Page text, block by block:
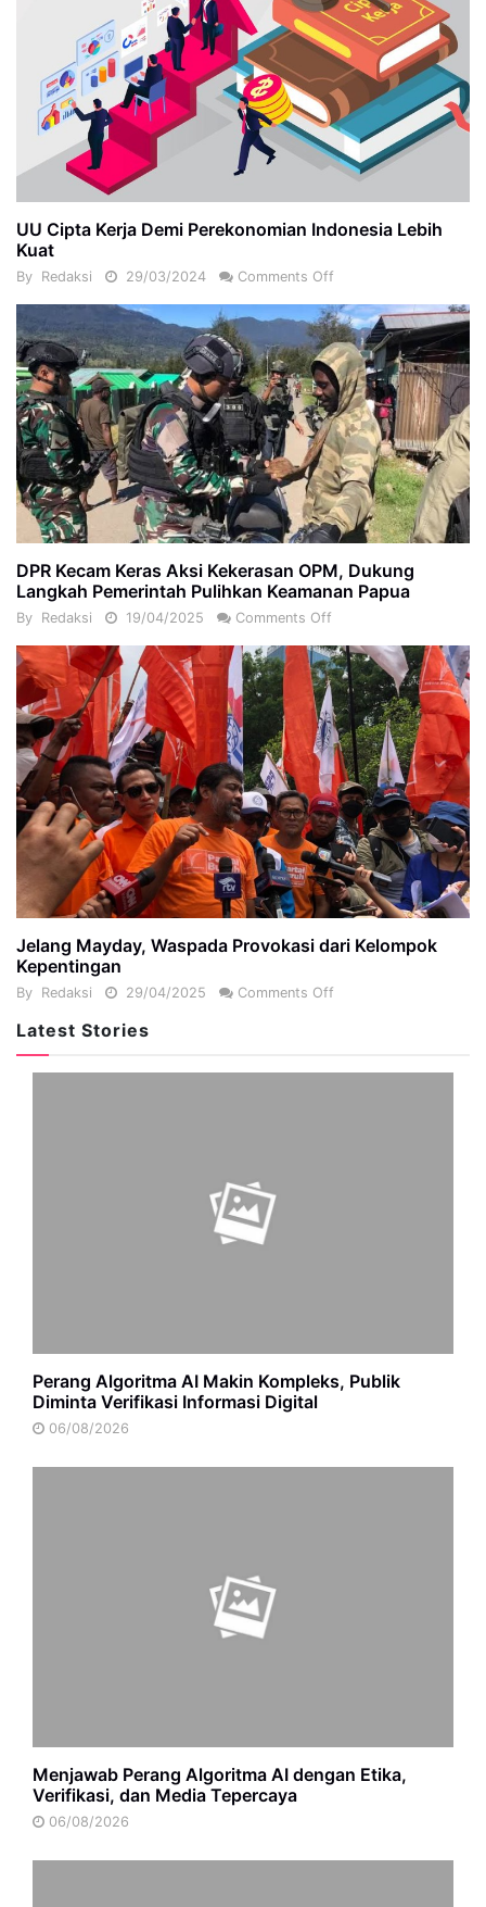
UU Cipta Kerja Demi Perekonomian Indonesia Lebih
Kuat
By Redaksi 29/03/2024 Comments Off
DPR Kecam Keras Aksi Kekerasan OPM, Dukung
Langkah Pemerintah Pulihkan Keamanan Papua
By Redaksi 19/04/2025 Comments Off
Jelang Mayday, Waspada Provokasi dari Kelompok
Kepentingan
By Redaksi 29/04/2025 Comments Off
Latest Stories
Perang Algoritma AI Makin Kompleks, Publik
Diminta Verifikasi Informasi Digital
06/08/2026
Menjawab Perang Algoritma AI dengan Etika,
Verifikasi, dan Media Tepercaya
06/08/2026